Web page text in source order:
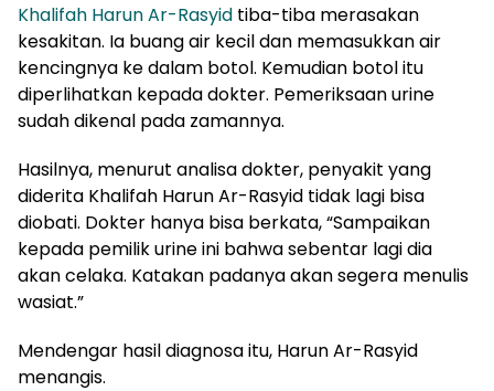
Khalifah Harun Ar-Rasyid tiba-tiba merasakan
kesakitan. Ia buang air kecil dan memasukkan air
kencingnya ke dalam botol. Kemudian botol itu
diperlihatkan kepada dokter. Pemeriksaan urine
sudah dikenal pada zamannya.
Hasilnya, menurut analisa dokter, penyakit yang
diderita Khalifah Harun Ar-Rasyid tidak lagi bisa
diobati. Dokter hanya bisa berkata, “Sampaikan
kepada pemilik urine ini bahwa sebentar lagi dia
akan celaka. Katakan padanya akan segera menulis
wasiat.”
Mendengar hasil diagnosa itu, Harun Ar-Rasyid
menangis.